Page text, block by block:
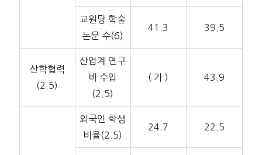
교원당 학술
논문 수(6)
41.3 39.5
산학협력
(2.5)
산업계 연구
비 수입
(2.5)
( 가 ) 43.9
외국인 학생
비율(2.5)
24.7 22.5